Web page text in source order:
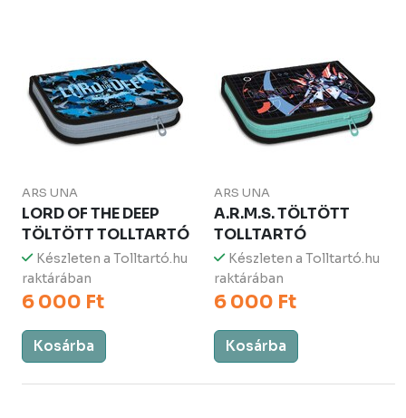
ARS UNA
LORD OF THE DEEP
TÖLTÖTT TOLLTARTÓ
Készleten a Tolltartó.hu
raktárában
6 000 Ft
Kosárba
ARS UNA
A.R.M.S. TÖLTÖTT
TOLLTARTÓ
Készleten a Tolltartó.hu
raktárában
6 000 Ft
Kosárba